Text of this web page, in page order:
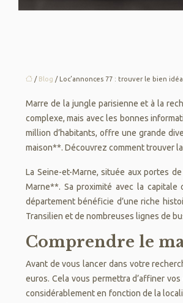
/ Blog / Loc’annonces 77 : trouver le bien
Marre de la jungle parisienne et à la
complexe, mais avec les bonnes
million d’habitants, offre une grande
maison**. Découvrez comment trouver
La Seine-et-Marne, située aux portes
Marne**. Sa proximité avec la
département bénéficie d’une riche
Transilien et de nombreuses lignes de
Comprendre le
Avant de vous lancer dans votre
euros. Cela vous permettra d’affiner
considérablement en fonction de la